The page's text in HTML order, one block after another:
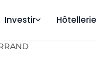
Investir Hôtellerie